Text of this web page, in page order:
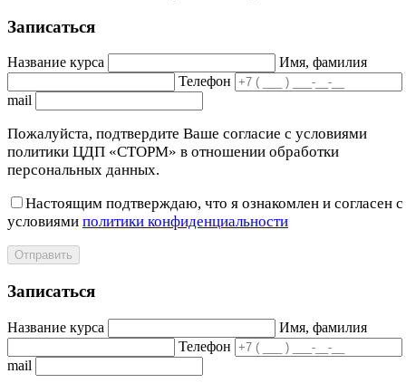
Записаться
Название курса
Имя, фамилия
Телефон
mail
Пожалуйста, подтвердите Ваше согласие с условиями
политики ЦДП «СТОРМ» в отношении обработки
персональных данных.
Настоящим подтверждаю, что я ознакомлен и согласен с
условиями политики конфиденциальности
Отправить
Записаться
Название курса
Имя, фамилия
Телефон
mail